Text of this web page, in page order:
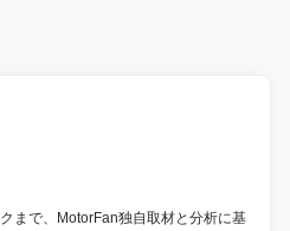
まで、MotorFan独自取材と分析に基